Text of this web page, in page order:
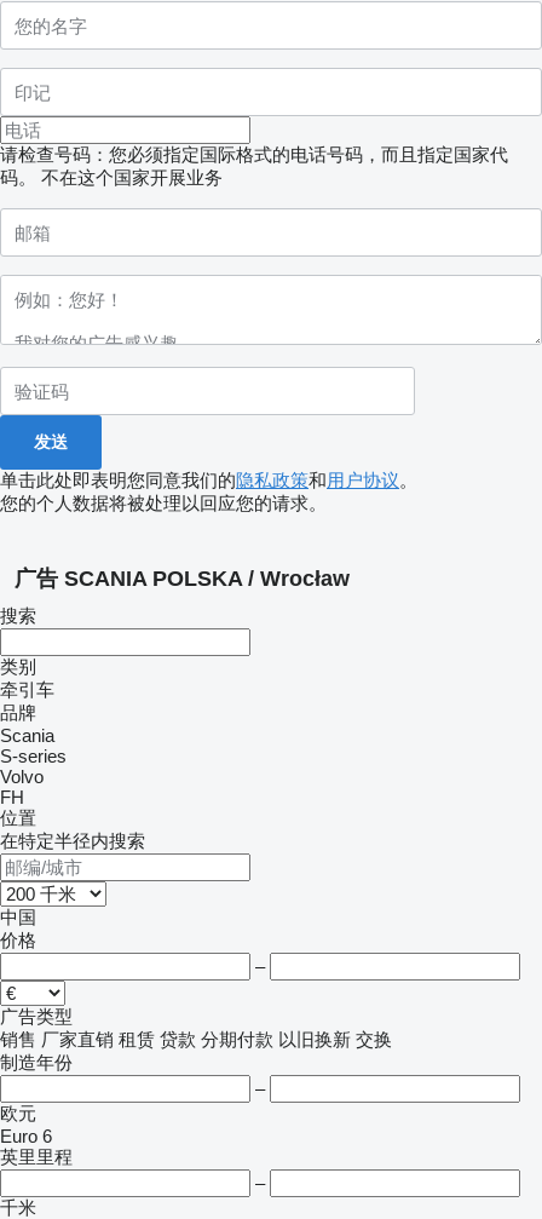
请检查号码：您必须指定国际格式的电话号码，而且指定国家代
码。
不在这个国家开展业务
单击此处即表明您同意我们的隐私政策和用户协议。
您的个人数据将被处理以回应您的请求。
广告 SCANIA POLSKA / Wrocław
搜索
类别
牵引车
品牌
Scania
S-series
Volvo
FH
位置
在特定半径内搜索
中国
价格
–
广告类型
销售 厂家直销 租赁 贷款 分期付款 以旧换新 交换
制造年份
–
欧元
Euro 6
英里里程
–
千米